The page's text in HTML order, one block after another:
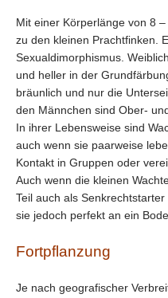
Mit einer Körperlänge von 8
zu den kleinen Prachtfinken.
Sexualdimorphismus.
und heller in der
bräunlich und nur die
den Männchen sind Ober-
In ihrer Lebensweise sind
auch wenn sie paarweise
Kontakt in Gruppen oder
Auch wenn die kleinen
Teil auch als
sie jedoch perfekt an ein
Fortpflanzung
Je nach geografischer